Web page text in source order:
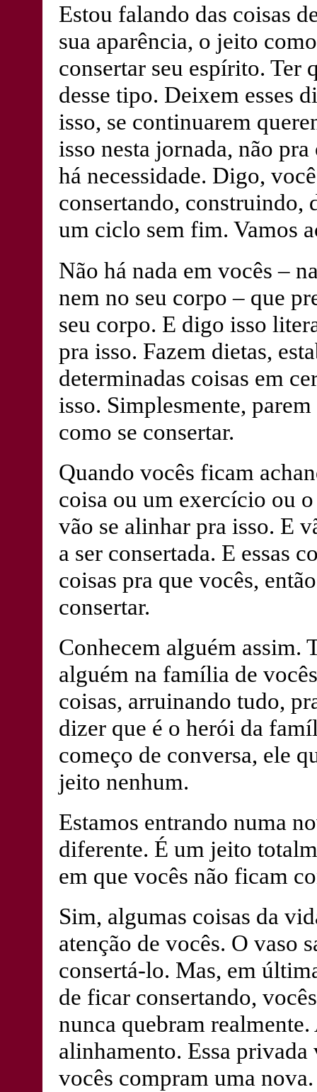
Estou falando das coisas
sua aparência, o jeito
consertar seu espírito. Ter
desse tipo. Deixem esses
isso, se continuarem
isso nesta jornada, não
há necessidade. Digo,
consertando, construindo,
um ciclo sem fim. Vamos
Não há nada em vocês –
nem no seu corpo – que
seu corpo. E digo isso
pra isso. Fazem dietas,
determinadas coisas em
isso. Simplesmente,
como se consertar.
Quando vocês ficam
coisa ou um exercício ou
vão se alinhar pra isso. E
a ser consertada. E essas
coisas pra que vocês,
consertar.
Conhecem alguém assim.
alguém na família de
coisas, arruinando tudo,
dizer que é o herói da
começo de conversa, ele
jeito nenhum.
Estamos entrando numa
diferente. É um jeito
em que vocês não ficam
Sim, algumas coisas da
atenção de vocês. O vaso
consertá-lo. Mas, em
de ficar consertando,
nunca quebram
alinhamento. Essa
vocês compram uma nova.